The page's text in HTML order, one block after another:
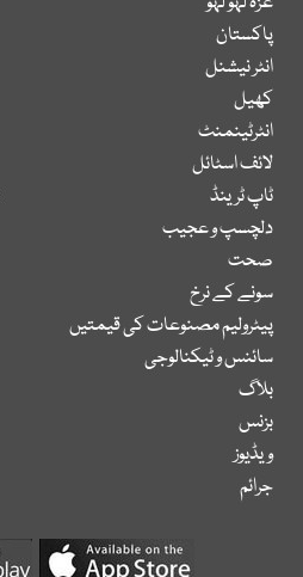
پاکستان
انٹر نیشنل
کھیل
انٹرٹینمنٹ
لائف اسٹائل
ٹاپ ٹرینڈ
دلچسپ و عجیب
صحت
سونے کے نرخ
پیٹرولیم مصنوعات کی قیمتیں
سائنس و ٹیکنالوجی
بلاگ
بزنس
ویڈیوز
جرائم